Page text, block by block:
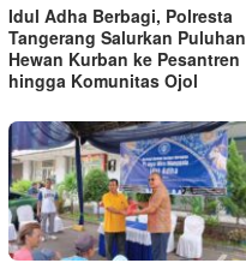
Idul Adha Berbagi, Polresta
Tangerang Salurkan Puluhan
Hewan Kurban ke Pesantren
hingga Komunitas Ojol